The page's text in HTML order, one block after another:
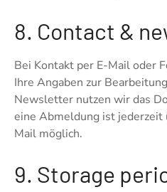
8. Contact &
Bei Kontakt per E-Mail oder
Ihre Angaben zur
Newsletter nutzen wir das
eine Abmeldung ist jederzeit
Mail möglich.
9. Storage